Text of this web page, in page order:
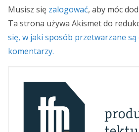
Musisz się zalogować, aby móc
Ta strona używa Akismet do
się, w jaki sposób przetwarzane są
komentarzy.